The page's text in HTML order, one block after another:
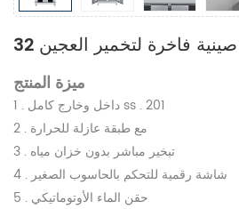
32 صينية فاخرة لتخمير العجين
ميزة المنتج
1 . داخل وخارج كامل ss . 201
2 . مع طبقة عازلة للحرارة
3 . تبخير مباشر بدون خزان مياه
4 . شاشة رقمية للتحكم بالحاسوب الصغير
5 . حقن الماء الأوتوماتيكي